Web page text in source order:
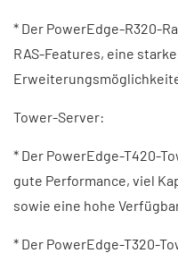
* Der PowerEdge-R320-
RAS-Features, eine
Tower-Server:
* Der PowerEdge-T420-
gute Performance, viel
sowie eine hohe
* Der PowerEdge-T320-